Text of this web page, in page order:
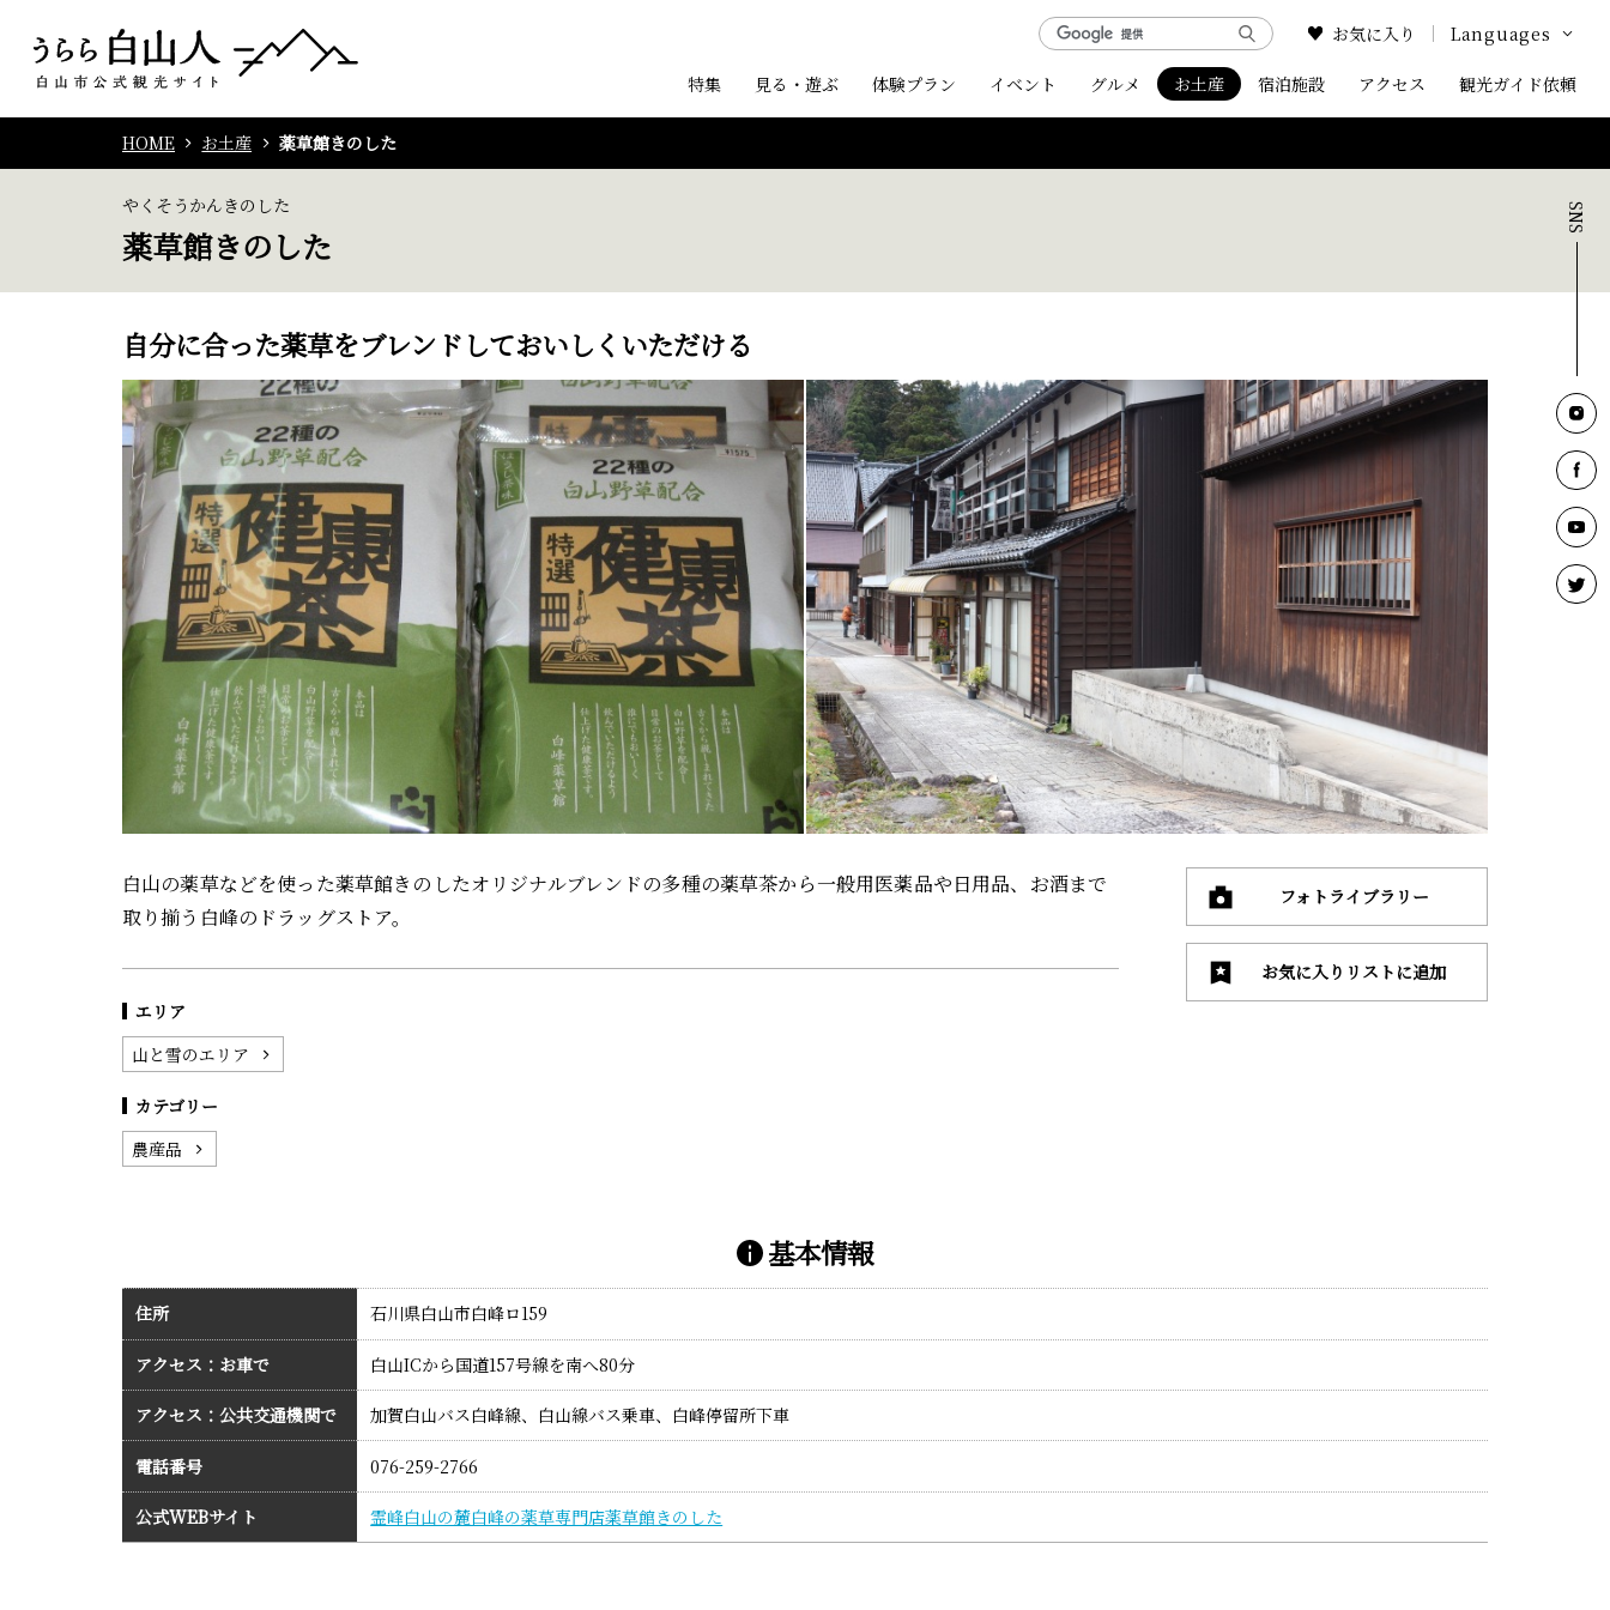
特集 見る・遊ぶ 体験プラン イベント グルメ お土産 宿泊施設 アクセス 観光ガイド依頼
お気に入り Languages
Google Translate
HOME お土産 薬草館きのした
薬草館きのした
やくそうかんきのした
自分に合った薬草をブレンドしておいしくいただける
白山の薬草などを使った薬草館きのしたオリジナルブレンドの多種の薬草茶から一般用医薬品や日用品、お酒まで
取り揃う白峰のドラッグストア。
エリア
山と雪のエリア
カテゴリー
農産品
フォトライブラリー
お気に入りリストに追加
基本情報
住所 石川県白山市白峰ロ159
アクセス：お車で 白山ICから国道157号線を南へ80分
アクセス：公共交通機関で 加賀白山バス白峰線、白山線バス乗車、白峰停留所下車
電話番号 076-259-2766
公式WEBサイト 霊峰白山の麓白峰の薬草専門店薬草館きのした